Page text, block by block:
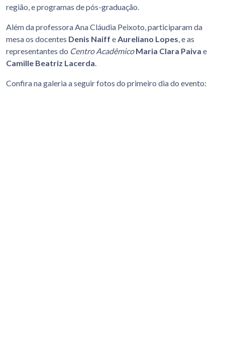
região, e programas de pós-graduação.
Além da professora Ana Cláudia Peixoto, participaram da
mesa os docentes Denis Naiff e Aureliano Lopes , e as
representantes do Centro AcadêmicoMaria Clara Paiva e
Camille Beatriz Lacerda
Confira na galeria a seguir fotos do primeiro dia do evento: